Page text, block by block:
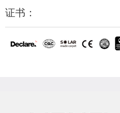
证书：